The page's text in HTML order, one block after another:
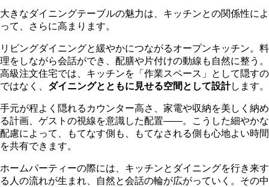
大きなダイニングテーブルの魅力は、キッチンとの関係性によ
って、さらに高まります。
リビングダイニングと緩やかにつながるオープンキッチン。料
理をしながら会話ができ、配膳や片付けの動線も自然に整う。
高級注文住宅では、キッチンを「作業スペース」として隠すの
ではなく、 ダイニングとともに見せる空間として設計します。
手元が程よく隠れるカウンター高さ、家電や収納を美しく納め
る計画、ゲストの視線を意識した配置——。こうした細やかな
配慮によって、もてなす側も、もてなされる側も心地よい時間
を共有できます。
ホームパーティーの際には、キッチンとダイニングを行き来す
る人の流れが生まれ、自然と会話の輪が広がっていく。その中